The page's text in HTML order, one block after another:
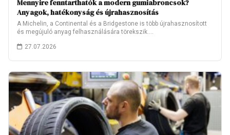
Mennyire fenntarthatók a modern gumiabroncsok?
Anyagok, hatékonyság és újrahasznosítás
A Michelin, a Continental és a Bridgestone is több újrahasznosított
és megújuló anyag felhasználására törekszik.…
27.07.2026